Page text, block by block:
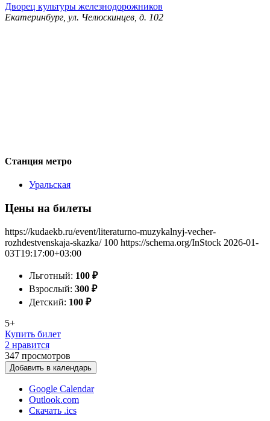
Дворец культуры железнодорожников
Екатеринбург, ул. Челюскинцев, д. 102
Станция метро
Уральская
Цены на билеты
https://kudaekb.ru/event/literaturno-muzykalnyj-vecher-
rozhdestvenskaja-skazka/ 100 https://schema.org/InStock 2026-01-
03T19:17:00+03:00
Льготный: 100 ₽
Взрослый: 300 ₽
Детский: 100 ₽
5+
Купить билет
2 нравится
347 просмотров
Добавить в календарь
Google Calendar
Outlook.com
Скачать .ics